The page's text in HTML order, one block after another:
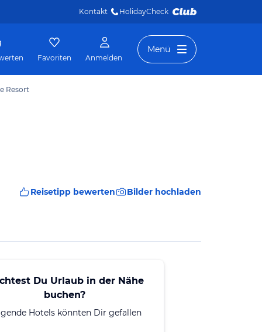
Kontakt HolidayCheck
Favoriten Anmelden
Menü
Resort
Reisetipp bewerten Bilder hochladen
Du Urlaub in der Nähe
buchen?
Hotels könnten Dir gefallen